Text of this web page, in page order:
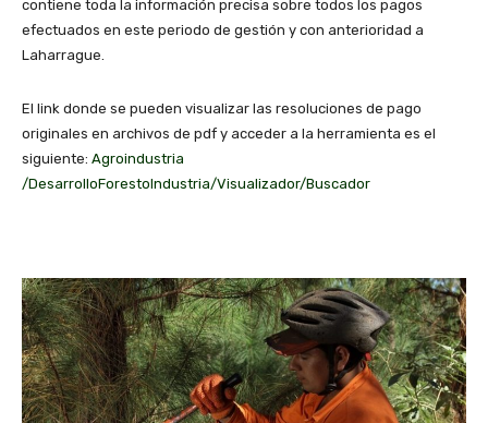
contiene toda la información precisa sobre todos los pagos
efectuados en este periodo de gestión y con anterioridad a
Laharrague.
El link donde se pueden visualizar las resoluciones de pago
originales en archivos de pdf y acceder a la herramienta es el
siguiente: Agroindustria
/DesarrolloForestoIndustria/Visualizador/Buscador